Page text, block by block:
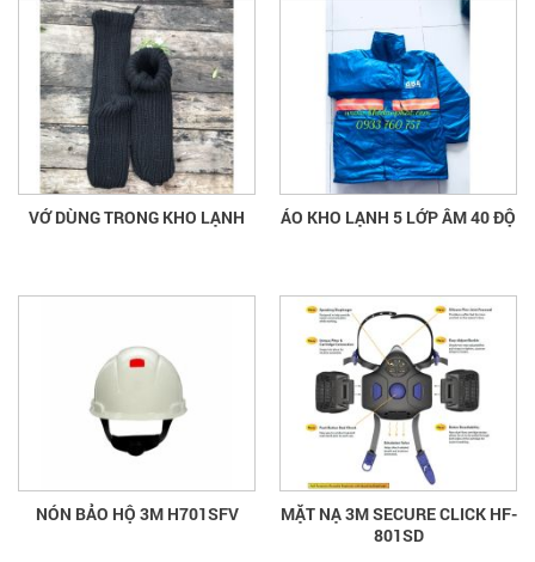
VỚ DÙNG TRONG KHO LẠNH ÁO KHO LẠNH 5 LỚP ÂM 40 ĐỘ
NÓN BẢO HỘ 3M H701SFV
MẶT NẠ 3M SECURE CLICK HF-
801SD